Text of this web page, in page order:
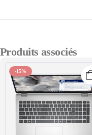
Produits associés
-15%